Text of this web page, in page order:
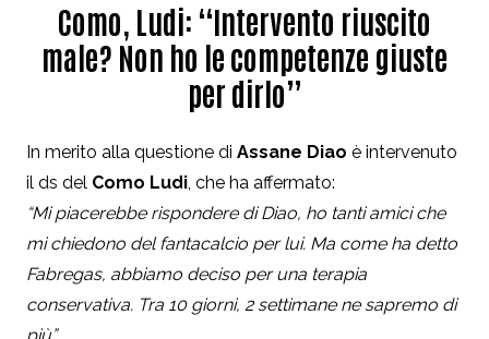
Como, Ludi: “Intervento riuscito
male? Non ho le competenze giuste
per dirlo”
In merito alla questione di Assane Diao è intervenuto
il ds del Como Ludi, che ha affermato:
“Mi piacerebbe rispondere di Diao, ho tanti amici che
mi chiedono del fantacalcio per lui. Ma come ha detto
Fabregas, abbiamo deciso per una terapia
conservativa. Tra 10 giorni, 2 settimane ne sapremo di